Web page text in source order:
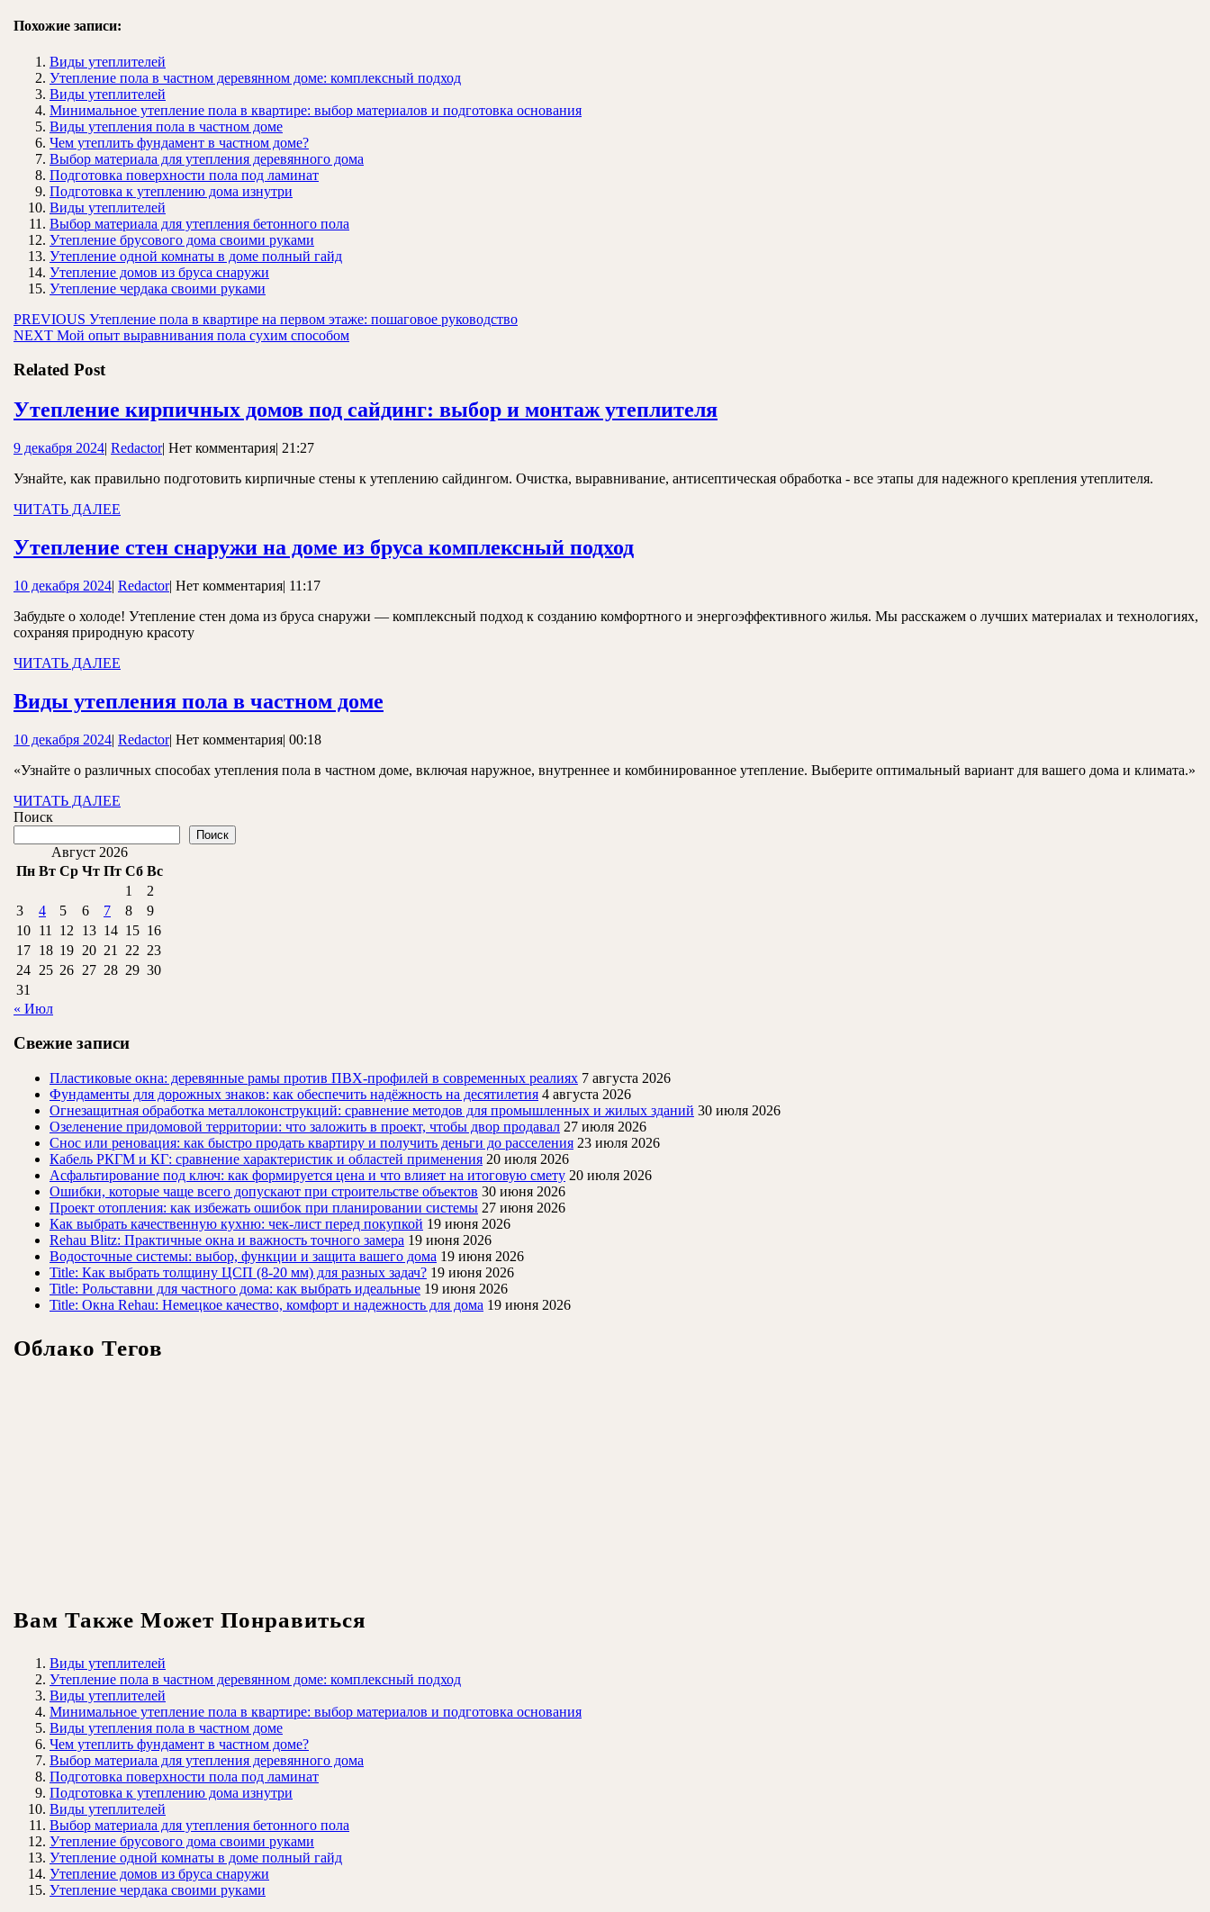
Похожие записи:
Виды утеплителей
Утепление пола в частном деревянном доме: комплексный подход
Виды утеплителей
Минимальное утепление пола в квартире: выбор материалов и подготовка основания
Виды утепления пола в частном доме
Чем утеплить фундамент в частном доме?
Выбор материала для утепления деревянного дома
Подготовка поверхности пола под ламинат
Подготовка к утеплению дома изнутри
Виды утеплителей
Выбор материала для утепления бетонного пола
Утепление брусового дома своими руками
Утепление одной комнаты в доме полный гайд
Утепление домов из бруса снаружи
Утепление чердака своими руками
Навигация
по
записям
PREVIOUS Предыдущая
запись:
Утепление пола в квартире на первом этаже: пошаговое руководство
NEXT Следующая
Мой опыт выравнивания пола сухим способом
Related Post
Утепление кирпичных домов под сайдинг: выбор и монтаж утеплителяУтепление
под
9 декабря 20249
2024
| RedactorRedactor
| Нет комментария| 21:27
Узнайте, как правильно подготовить кирпичные стены к утеплению сайдингом. Очистка, выравнивание, антисептическая обработка - все этапы для надежного крепления утеплителя.
ЧИТАТЬ ДАЛЕЕ
Утепление стен снаружи на доме из бруса комплексный подходУтепление
на
10 декабря 202410
2024
| RedactorRedactor
| Нет комментария| 11:17
Забудьте о холоде! Утепление стен дома из бруса снаружи — комплексный подход к созданию комфортного и энергоэффективного жилья. Мы расскажем о лучших материалах и технологиях,
сохраняя природную красоту
ЧИТАТЬ ДАЛЕЕ
Виды утепления пола в частном доме
в
10 декабря 202410
2024
| RedactorRedactor
| Нет комментария| 00:18
«Узнайте о различных способах утепления пола в частном доме, включая наружное, внутреннее и комбинированное утепление. Выберите оптимальный вариант для вашего дома и климата.»
ЧИТАТЬ ДАЛЕЕ
Поиск
Поиск
Август 2026
Пн Вт Ср Чт Пт Сб Вс
1
2
3
4 5 6 7 8
9
10 11 12 13 14 15 16
17 18 19 20 21 22 23
24 25 26 27 28 29 30
31
« Июл
Свежие записи
Пластиковые окна: деревянные рамы против ПВХ-профилей в современных реалиях 7 августа 2026
Фундаменты для дорожных знаков: как обеспечить надёжность на десятилетия 4 августа 2026
Огнезащитная обработка металлоконструкций: сравнение методов для промышленных и жилых зданий 30 июля 2026
Озеленение придомовой территории: что заложить в проект, чтобы двор продавал 27 июля 2026
Снос или реновация: как быстро продать квартиру и получить деньги до расселения 23 июля 2026
Кабель РКГМ и КГ: сравнение характеристик и областей применения 20 июля 2026
Асфальтирование под ключ: как формируется цена и что влияет на итоговую смету 20 июля 2026
Ошибки, которые чаще всего допускают при строительстве объектов 30 июня 2026
Проект отопления: как избежать ошибок при планировании системы 27 июня 2026
Как выбрать качественную кухню: чек-лист перед покупкой 19 июня 2026
Rehau Blitz: Практичные окна и важность точного замера 19 июня 2026
Водосточные системы: выбор, функции и защита вашего дома 19 июня 2026
Title: Как выбрать толщину ЦСП (8-20 мм) для разных задач? 19 июня 2026
Title: Рольставни для частного дома: как выбрать идеальные 19 июня 2026
Title: Окна Rehau: Немецкое качество, комфорт и надежность для дома 19 июня 2026
Облако Тегов
Вам Также Может Понравиться
Виды утеплителей
Утепление пола в частном деревянном доме: комплексный подход
Виды утеплителей
Минимальное утепление пола в квартире: выбор материалов и подготовка основания
Виды утепления пола в частном доме
Чем утеплить фундамент в частном доме?
Выбор материала для утепления деревянного дома
Подготовка поверхности пола под ламинат
Подготовка к утеплению дома изнутри
Виды утеплителей
Выбор материала для утепления бетонного пола
Утепление брусового дома своими руками
Утепление одной комнаты в доме полный гайд
Утепление домов из бруса снаружи
Утепление чердака своими руками